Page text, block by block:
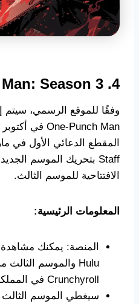
4. One-Punch Man: Season 3
وفقًا للموقع الرسمي، سيتم
الافتتاحية للموسم الثالث.
المعلومات الرئيسية:
المنصة: يمكنك
Crunchyroll في المملكة المتحدة وأيرلندا.
سيغطي الموسم